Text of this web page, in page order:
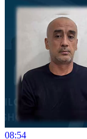
08:54